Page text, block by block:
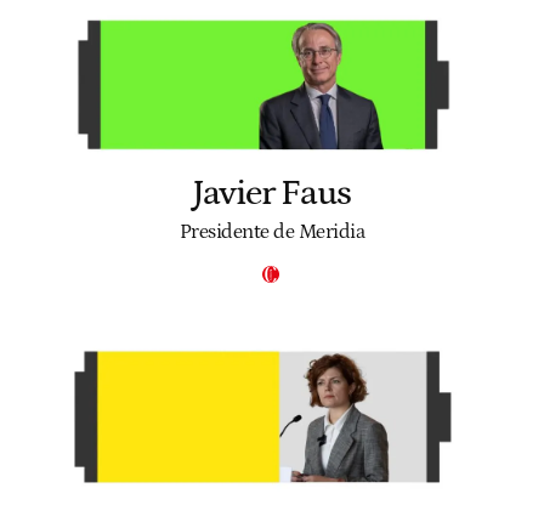
Javier Faus
Presidente de Meridia